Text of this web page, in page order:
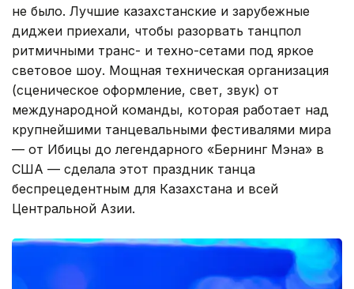
не было. Лучшие казахстанские и зарубежные
диджеи приехали, чтобы разорвать танцпол
ритмичными транс- и техно-сетами под яркое
световое шоу. Мощная техническая организация
(сценическое оформление, свет, звук) от
международной команды, которая работает над
крупнейшими танцевальными фестивалями мира
— от Ибицы до легендарного «Бернинг Мэна» в
США — сделала этот праздник танца
беспрецедентным для Казахстана и всей
Центральной Азии.